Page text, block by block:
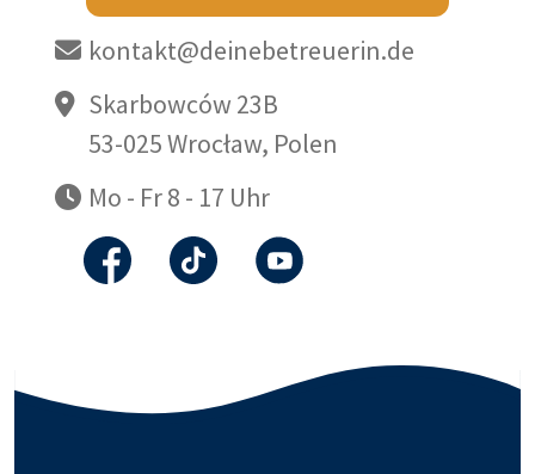
kontakt@deinebetreuerin.de
Skarbowców 23B
53-025 Wrocław, Polen
Mo - Fr 8 - 17 Uhr